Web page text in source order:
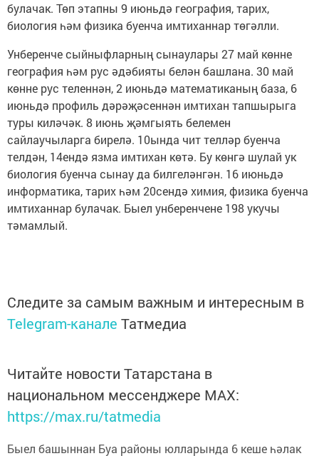
булачак. Төп этапны 9 июньдә география, тарих,
биология һәм физика буенча имтиханнар төгәлли.
Унберенче сыйныфларның сынаулары 27 май көнне
география һәм рус әдәбияты белән башлана. 30 май
көнне рус теленнән, 2 июньдә математиканың база, 6
июньдә профиль дәрәҗәсеннән имтихан тапшырыга
туры киләчәк. 8 июнь җәмгыять белемен
сайлаучыларга бирелә. 10ында чит телләр буенча
телдән, 14ендә язма имтихан көтә. Бу көнгә шулай ук
биология буенча сынау да билгеләнгән. 16 июньдә
информатика, тарих һәм 20сендә химия, физика буенча
имтиханнар булачак. Быел унберенчене 198 укучы
тәмамлый.
Следите за самым важным и интересным в
Telegram-канале Татмедиа
Читайте новости Татарстана в
национальном мессенджере MАХ:
https://max.ru/tatmedia
Быел башыннан Буа районы юлларында 6 кеше һәлак